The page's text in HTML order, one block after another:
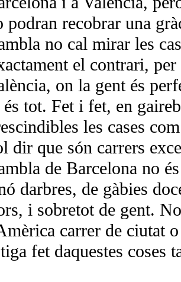
podran recobrar una
no cal mirar les
el contrari,
on la gent és
és tot. Fet i fet, en
les cases
dir que són carrers
de Barcelona no
darbres, de gàbies
i sobretot de gent.
carrer de ciutat
fet daquestes coses